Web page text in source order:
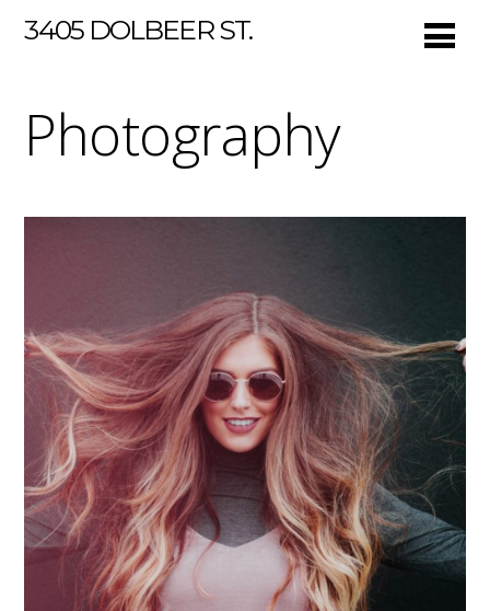
3405 DOLBEER ST.
Photography